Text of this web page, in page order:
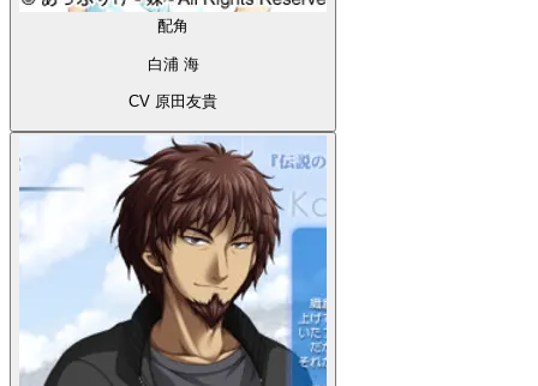
配角
白浦 海
CV 原田友貴